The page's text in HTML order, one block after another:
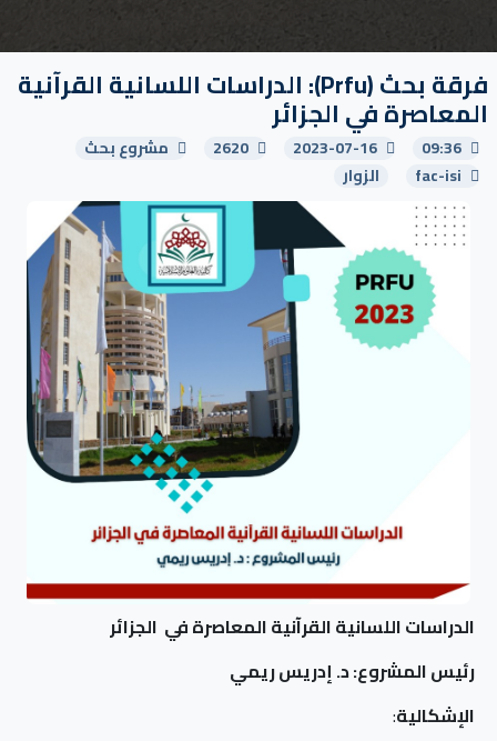
فرقة بحث (Prfu): الدراسات اللسانية القرآنية
المعاصرة في الجزائر
09:36
2023-07-16
2620
مشروع بحث
fac-isi
الزوار
الدراسات اللسانية القرآنية المعاصرة في الجزائر
رئيس المشروع: د. إدريس ريمي
الإشكالية: